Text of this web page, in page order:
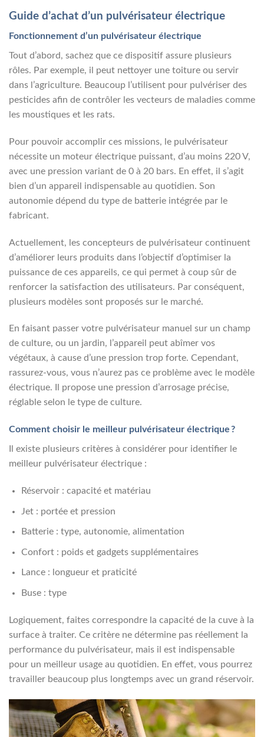
Guide d’achat d’un pulvérisateur électrique
Fonctionnement d’un pulvérisateur électrique
Tout d’abord, sachez que ce dispositif assure plusieurs
rôles. Par exemple, il peut nettoyer une toiture ou servir
dans l’agriculture. Beaucoup l’utilisent pour pulvériser des
pesticides afin de contrôler les vecteurs de maladies comme
les moustiques et les rats.
Pour pouvoir accomplir ces missions, le pulvérisateur
nécessite un moteur électrique puissant, d’au moins 220 V,
avec une pression variant de 0 à 20 bars. En effet, il s’agit
bien d’un appareil indispensable au quotidien. Son
autonomie dépend du type de batterie intégrée par le
fabricant.
Actuellement, les concepteurs de pulvérisateur continuent
d’améliorer leurs produits dans l’objectif d’optimiser la
puissance de ces appareils, ce qui permet à coup sûr de
renforcer la satisfaction des utilisateurs. Par conséquent,
plusieurs modèles sont proposés sur le marché.
En faisant passer votre pulvérisateur manuel sur un champ
de culture, ou un jardin, l’appareil peut abîmer vos
végétaux, à cause d’une pression trop forte. Cependant,
rassurez-vous, vous n’aurez pas ce problème avec le modèle
électrique. Il propose une pression d’arrosage précise,
réglable selon le type de culture.
Comment choisir le meilleur pulvérisateur électrique ?
Il existe plusieurs critères à considérer pour identifier le
meilleur pulvérisateur électrique :
Réservoir : capacité et matériau
Jet : portée et pression
Batterie : type, autonomie, alimentation
Confort : poids et gadgets supplémentaires
Lance : longueur et praticité
Buse : type
Logiquement, faites correspondre la capacité de la cuve à la
surface à traiter. Ce critère ne détermine pas réellement la
performance du pulvérisateur, mais il est indispensable
pour un meilleur usage au quotidien. En effet, vous pourrez
travailler beaucoup plus longtemps avec un grand réservoir.